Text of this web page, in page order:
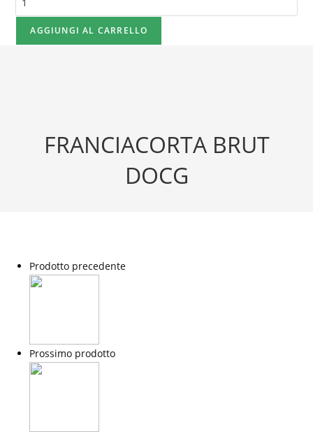
Brut
DOCG
quantità
AGGIUNGI AL CARRELLO
FRANCIACORTA BRUT
DOCG
Prodotto precedente
Prossimo prodotto